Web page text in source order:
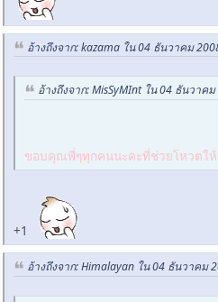
อ้างถึงจาก: kazama ใน 04 ธันวาคม
อ้างถึงจาก: MisSyMInt ใน 04 ธันวาค
ขอบคุณพี่ๆทุกคนนะคะที่ช่วยโหวตให้
+1
อ้างถึงจาก: Himalayan ใน 04 ธันวาคม